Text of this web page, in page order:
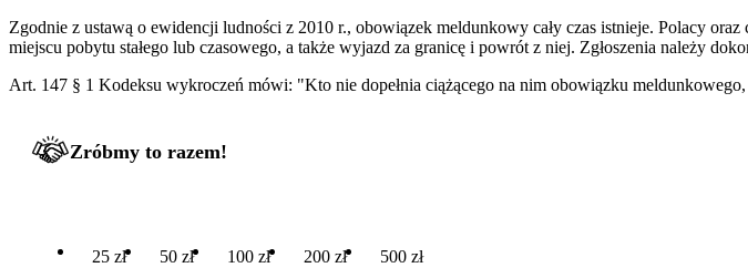
Zgodnie z ustawą o ewidencji ludności z 2010 r., obowiązek meldunkowy cały czas istnieje. Polacy
miejscu pobytu stałego lub czasowego, a także wyjazd za granicę i powrót z niej. Zgłoszenia należy
Art. 147 § 1 Kodeksu wykroczeń mówi: "Kto nie dopełnia ciążącego na nim obowiązku
Zróbmy to razem!
25 zł 50 zł 100 zł 200 zł 500 zł